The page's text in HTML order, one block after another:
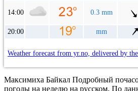
14:00 0.3 mm
20:00 mm
Weather forecast from yr.no, delivered by
Максимиха Байкал Подробный
погоды на неделю на русском. По